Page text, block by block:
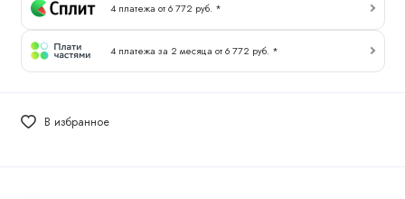
4 платежа от 6 772 руб. *
4 платежа за 2 месяца от 6 772 руб. *
В избранное